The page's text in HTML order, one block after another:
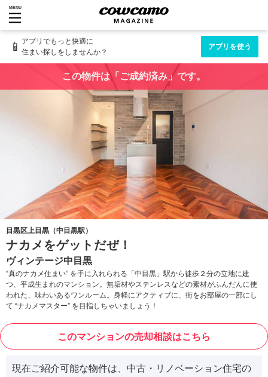
MENU
📱 アプリでもっと快適に
住まい探しをしませんか？
アプリを使う
この物件は「ご成約済み」です。
目黒区上目黒（中目黒駅）
ナカメをゲットだぜ！
ヴィンテージ中目黒
“真のナカメ住まい” を手に入れられる「中目黒」駅から徒歩２分の立地に建
つ、平成生まれのマンション。無垢材やステンレスなどの素材がふんだんに使
われた、味わいあるワンルーム。身軽にアクティブに、街をお部屋の一部にし
て “ナカメマスター” を目指しちゃいましょう！
このマンションの売却相談はこちら
現在ご紹介可能な物件は、中古・リノベーション住宅の